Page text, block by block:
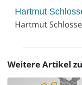
Hartmut
Hartmut
Weitere Artikel